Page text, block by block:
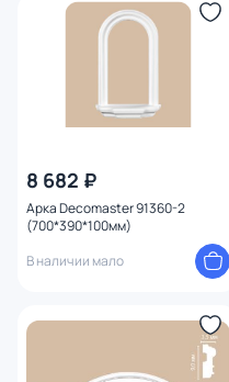
8 682 ₽
Арка Decomaster 91360-2
(700*390*100мм)
В наличии мало